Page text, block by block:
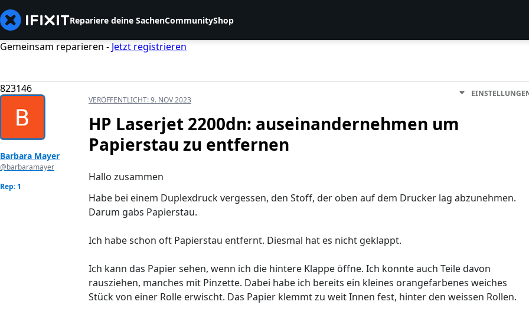
Repariere deine SachenCommunityShop
Gemeinsam reparieren - Jetzt registrieren
823146
Barbara Mayer
@barbaramayer
Rep: 1
VERÖFFENTLICHT:9. NOV 2023
HP Laserjet 2200dn: auseinandernehmen um
Papierstau zu entfernen
Hallo zusammen
Habe bei einem Duplexdruck vergessen, den Stoff, der oben auf dem Drucker lag abzunehmen.
Darum gabs Papierstau.
Ich habe schon oft Papierstau entfernt. Diesmal hat es nicht geklappt.
Ich kann das Papier sehen, wenn ich die hintere Klappe öffne. Ich konnte auch Teile davon
rausziehen, manches mit Pinzette. Dabei habe ich bereits ein kleines orangefarbenes weiches
Stück von einer Rolle erwischt. Das Papier klemmt zu weit Innen fest, hinter den weissen Rollen.